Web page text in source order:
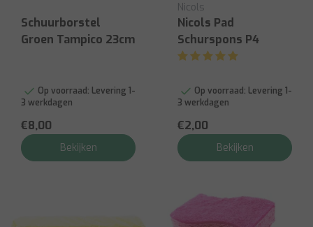
Schuurborstel
Groen Tampico 23cm
Op voorraad: Levering 1-
3 werkdagen
€8,00
Bekijken
Nicols
Nicols Pad
Schurspons P4
Op voorraad: Levering 1-
3 werkdagen
€2,00
Bekijken